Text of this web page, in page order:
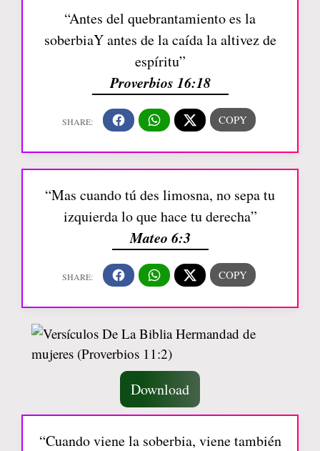
“Antes del quebrantamiento es la
soberbiaY antes de la caída la altivez de
espíritu”
Proverbios 16:18
“Mas cuando tú des limosna, no sepa tu
izquierda lo que hace tu derecha”
Mateo 6:3
Download
“Cuando viene la soberbia, viene también